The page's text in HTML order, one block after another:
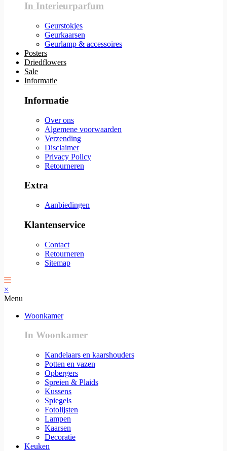
In Interieurparfum
Geurstokjes
Geurkaarsen
Geurlamp & accessoires
Posters
Driedflowers
Sale
Informatie
Informatie
Over ons
Algemene voorwaarden
Verzending
Disclaimer
Privacy Policy
Retourneren
Extra
Aanbiedingen
Klantenservice
Contact
Retourneren
Sitemap
×
Menu
Woonkamer
In Woonkamer
Kandelaars en kaarshouders
Potten en vazen
Opbergers
Spreien & Plaids
Kussens
Spiegels
Fotolijsten
Lampen
Kaarsen
Decoratie
Keuken